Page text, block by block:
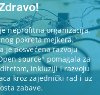
neprofitna organizacija,
pokreta mejkera.
je posvećena razvoju
source" pomagala za
inkluziji i razvoju
kroz zajednički rad i uz
zabave.